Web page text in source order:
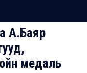
А.Баяр
медаль